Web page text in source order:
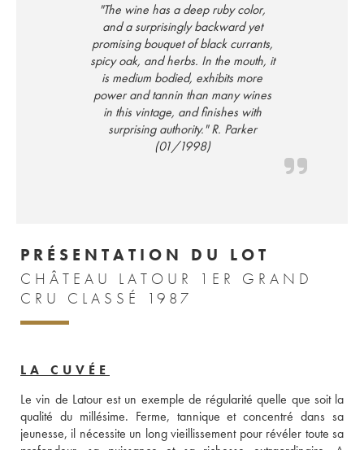
"The wine has a deep ruby color,
and a surprisingly backward yet
promising bouquet of black currants,
spicy oak, and herbs. In the mouth, it
is medium bodied, exhibits more
power and tannin than many wines
in this vintage, and finishes with
surprising authority." R. Parker
(01/1998)
PRÉSENTATION DU LOT
CHÂTEAU LATOUR 1ER GRAND
CRU CLASSÉ 1987
LA CUVÉE
Le vin de Latour est un exemple de régularité quelle que soit la
qualité du millésime. Ferme, tannique et concentré dans sa
jeunesse, il nécessite un long vieillissement pour révéler toute sa